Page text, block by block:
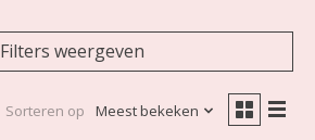
Filters weergeven
Sorteren op Meest bekeken